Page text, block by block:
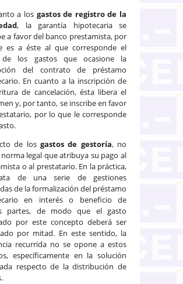
a los gastos de registro de la
, la garantía hipotecaria se
a favor del banco prestamista, por
es a éste al que corresponde el
de los gastos que ocasione la
del contrato de préstamo
En cuanto a la inscripción de
de cancelación, ésta libera el
y, por tanto, se inscribe en favor
por lo que le corresponde
de los gastos de gestoría, no
legal que atribuya su pago al
o al prestatario. En la práctica,
de una serie de gestiones
de la formalización del préstamo
en interés o beneficio de
partes, de modo que el gasto
por este concepto deberá ser
por mitad. En este sentido, la
recurrida no se opone a estos
específicamente en la solución
respecto de la distribución de